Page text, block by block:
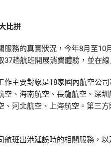
比拼
務的真實狀況，今年8月至10
37趟航班開展消費體驗，並在
主要對象是18家國內航空公司
空、海南航空、長龍航空、深
、河北航空、上海航空。第三
班出港延誤時的相關服務，以